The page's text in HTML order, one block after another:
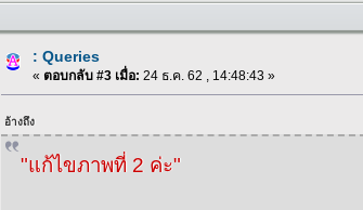
: Queries
« ตอบกลับ #3 เมื่อ: 24 ธ.ค. 62 , 14:48:43 »
อ้างถึง
"แก้ไขภาพที่ 2 ค่ะ"